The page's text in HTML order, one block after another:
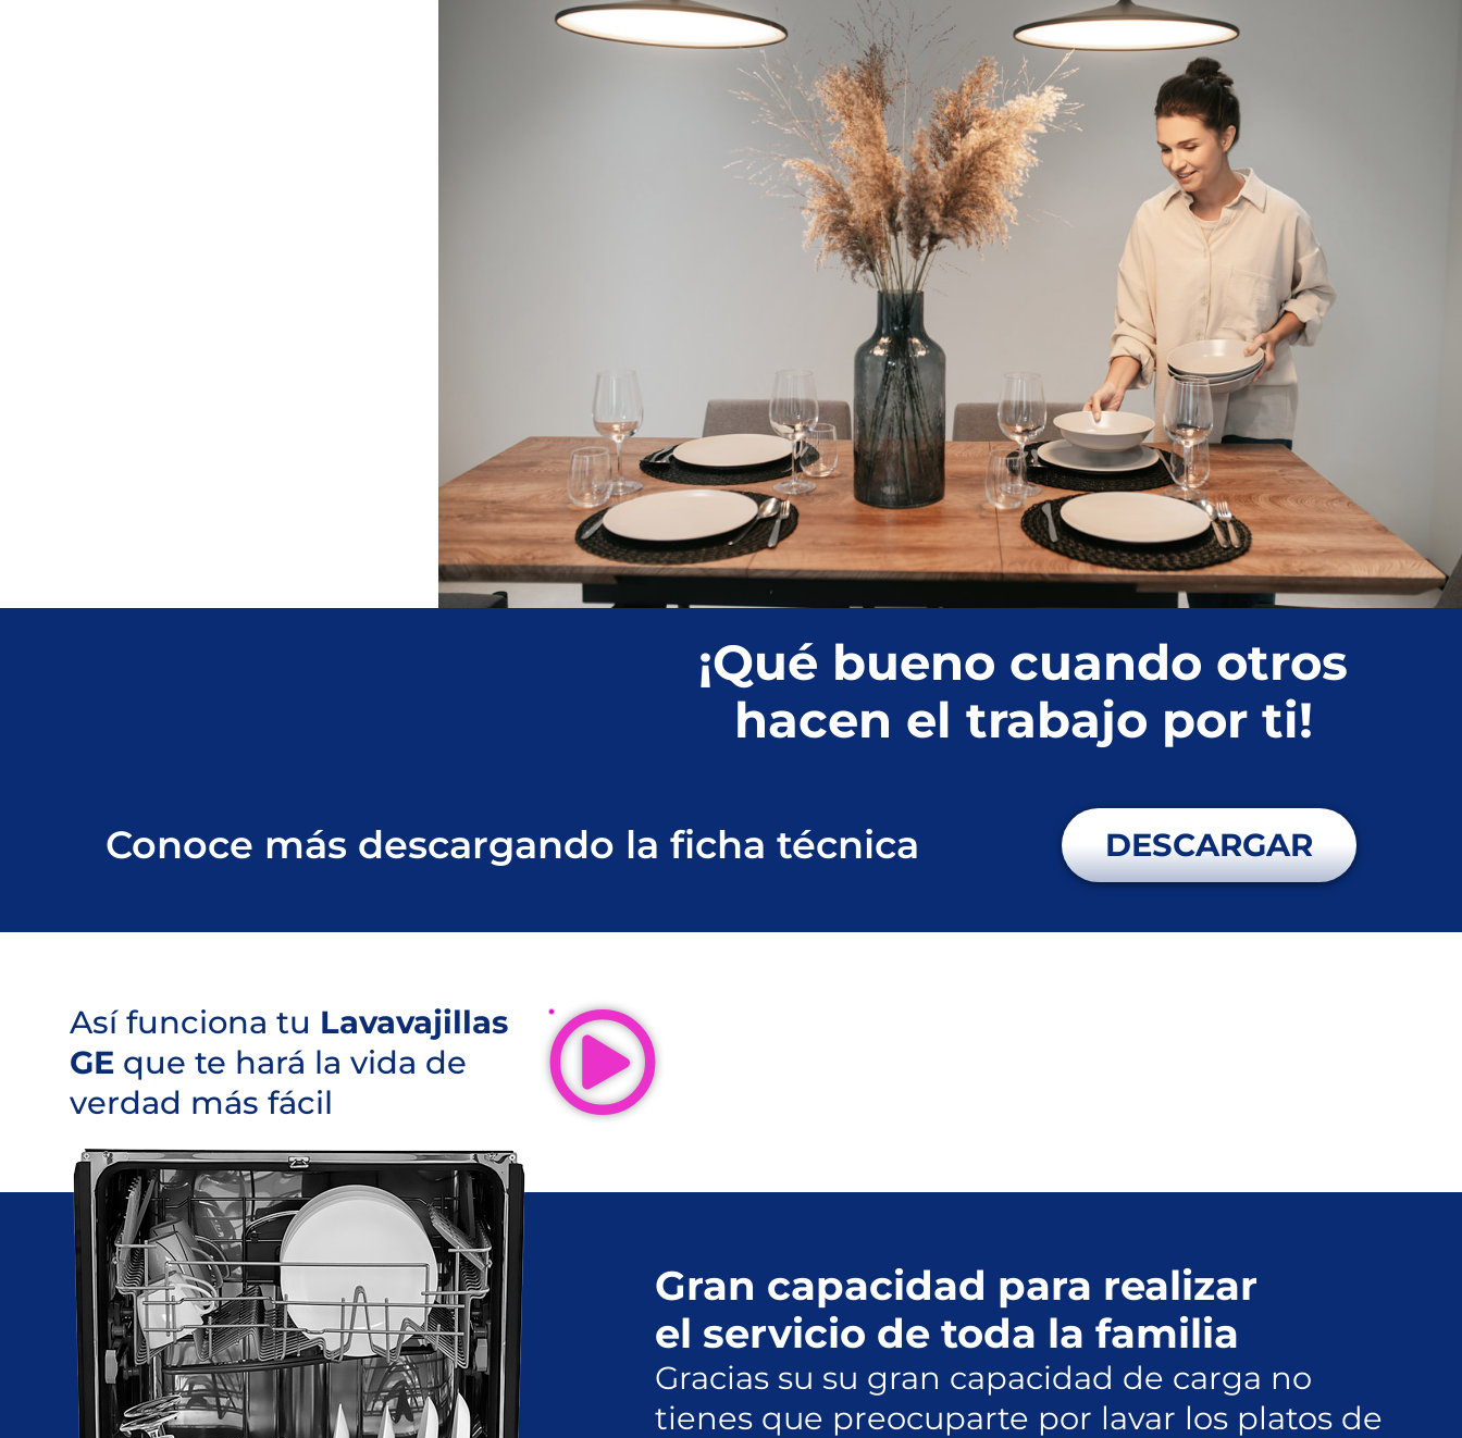
¡Qué bueno cuando otros
hacen el trabajo por ti!
Conoce más descargando la ficha técnica DESCARGAR
Así funciona tu Lavavajillas
GE que te hará la vida de
verdad más fácil
Gran capacidad para realizar
el servicio de toda la familia
Gracias su su gran capacidad de carga no
tienes que preocuparte por lavar los platos de